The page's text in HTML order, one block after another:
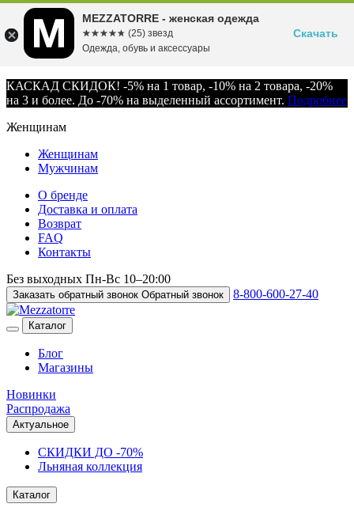
КАСКАД СКИДОК! -5% на 1 товар, -10% на 2 товара, -20%
на 3 и более. До -70% на выделенный ассортимент. Подробнее
Женщинам
Женщинам
Мужчинам
О бренде
Доставка и оплата
Возврат
FAQ
Контакты
Без выходных Пн-Вс 10–20:00
Заказать обратный звонок Обратный звонок 8-800-600-27-40
Каталог
Блог
Магазины
Новинки
Распродажа
Актуальное
СКИДКИ ДО -70%
Льняная коллекция
Каталог
MEZZATORRE - женская одежда
☆☆☆☆☆
★★★★★ (25) звезд
Одежда, обувь и аксессуары
Скачать